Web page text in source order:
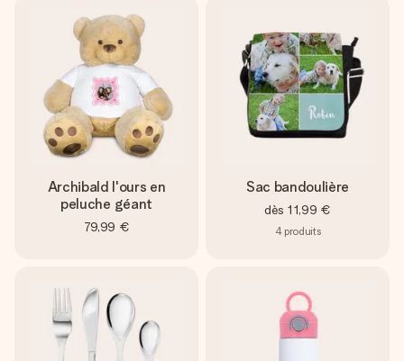
Archibald l'ours en
peluche géant
79,99 €
Sac bandoulière
dès 11,99 €
4 produits